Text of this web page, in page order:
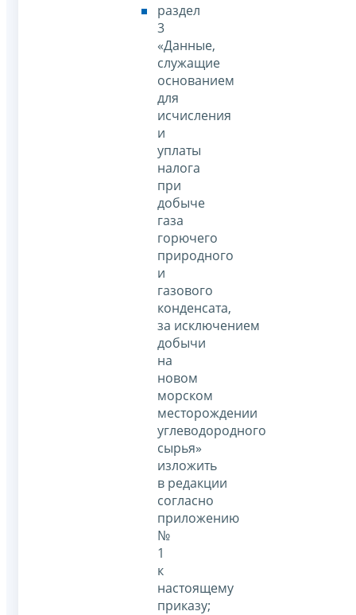
раздел
3
«Данные,
служащие
основанием
для
исчисления
и
уплаты
налога
при
добыче
газа
горючего
природного
и
газового
конденсата,
за исключением
добычи
на
новом
морском
месторождении
углеводородного
сырья»
изложить
в редакции
согласно
приложению
№
1
к
настоящему
приказу;